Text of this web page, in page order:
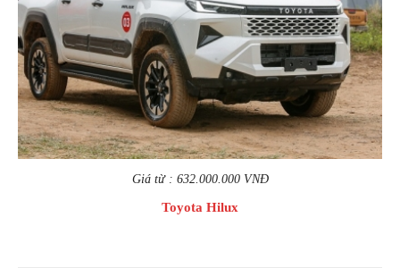
Giá từ : 632.000.000 VNĐ
Toyota Hilux